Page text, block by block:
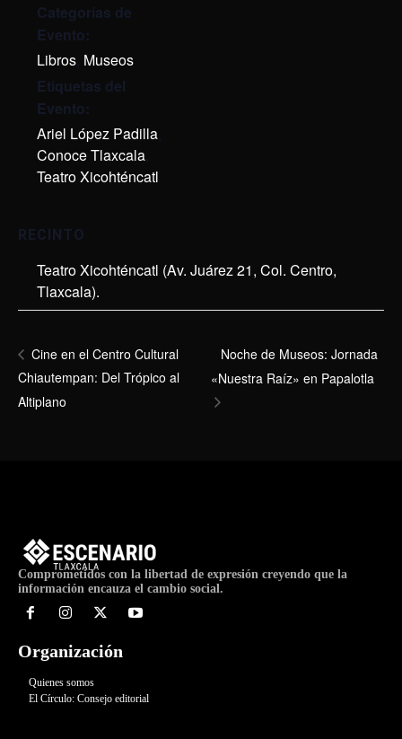
Categorías de
Evento:
Libros, Museos
Etiquetas del
Evento:
Ariel López Padilla,
Conoce Tlaxcala,
Teatro Xicohténcatl
RECINTO
Teatro Xicohténcatl (Av. Juárez 21, Col. Centro,
Tlaxcala).
Cine en el Centro Cultural
Chiautempan: Del Trópico al
Altiplano
Noche de Museos: Jornada
«Nuestra Raíz» en Papalotla
Comprometidos con la libertad de expresión creyendo que la
información encauza el cambio social.
Organización
Quienes somos
El Círculo: Consejo editorial